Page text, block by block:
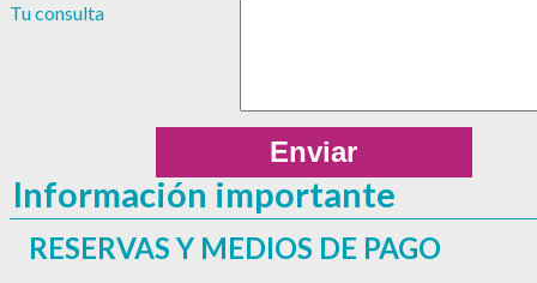
Tu consulta
Información importante
RESERVAS Y MEDIOS DE PAGO